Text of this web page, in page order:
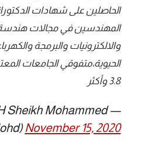
الحاصلين على شهادات
المهندسين في مجالات هندسة
والالكترونيات والبرمجة
الحيوية،متفوقي الجامعات
3.8 وأكثر
Sheikh Mohammed
November 15, 2020